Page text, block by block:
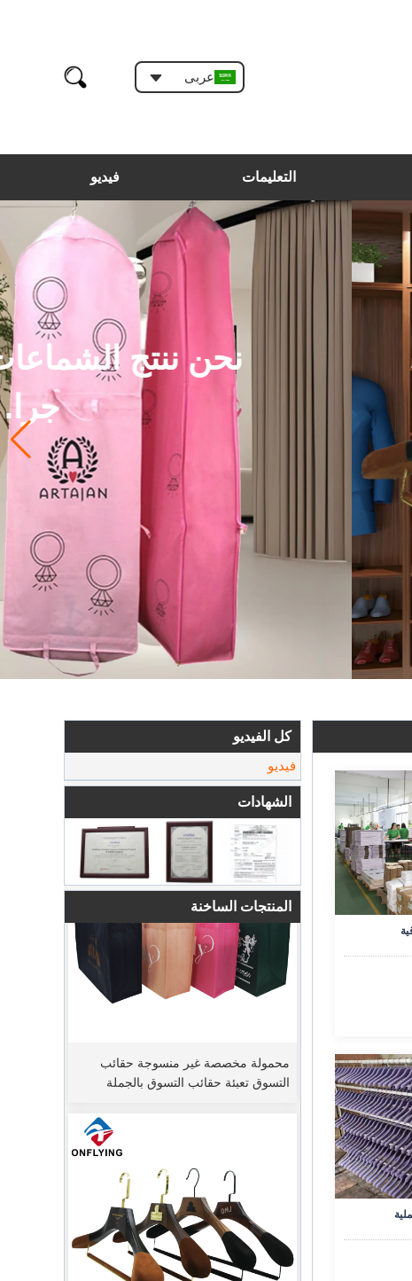
عربى
التعليمات فيديو
بلاستيكية وهلم
العرف.
كل الفيديو
فيديو
الشهادات
المنتجات الساخنة
التسوق تعبئة حقائب التسوق بالجملة